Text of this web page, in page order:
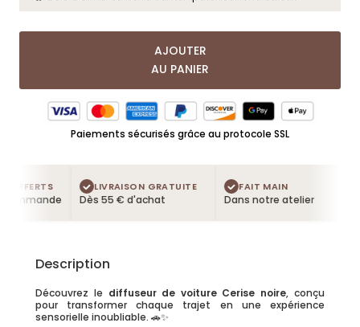
AJOUTER
AU PANIER
Paiements sécurisés grâce au protocole SSL
LIVRAISON GRATUITE
Dès 55 € d'achat
FAIT MAIN
Dans notre atelier
Description
Découvrez le diffuseur de voiture Cerise noire, conçu
pour transformer chaque trajet en une expérience
sensorielle inoubliable. 🚗✨